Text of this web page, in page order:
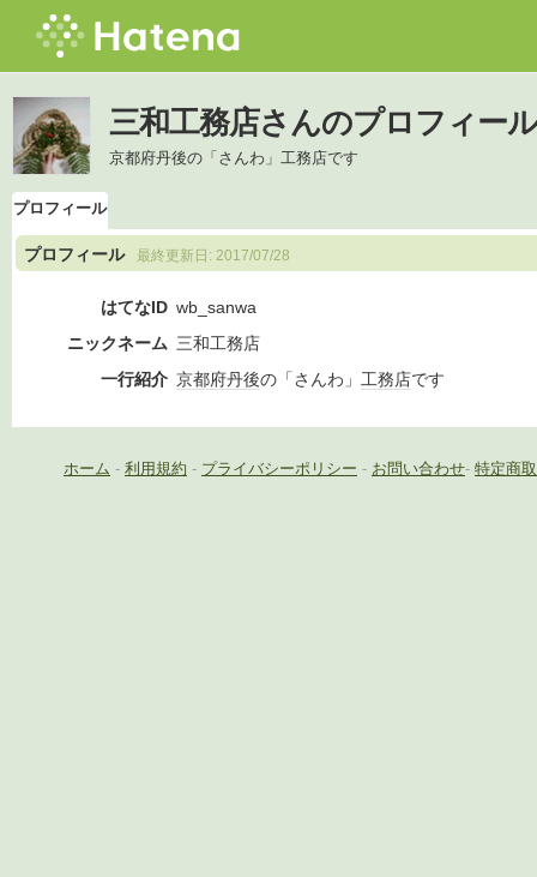
三和工務店さんのプロフィール
京都府丹後の「さんわ」工務店です
プロフィール
プロフィール 最終更新日: 2017/07/28
はてなID wb_sanwa
ニックネーム 三和工務店
一行紹介 京都府丹後の「さんわ」 工務店です
ホーム - 利用規約 - プライバシーポリシー - お問い合わせ- 特定商